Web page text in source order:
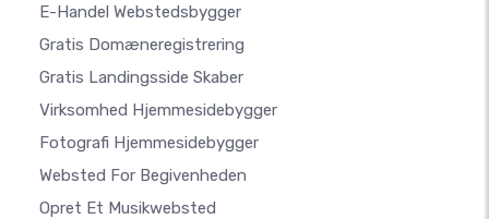
E-Handel Webstedsbygger
Gratis Domæneregistrering
Gratis Landingsside Skaber
Virksomhed Hjemmesidebygger
Fotografi Hjemmesidebygger
Websted For Begivenheden
Opret Et Musikwebsted